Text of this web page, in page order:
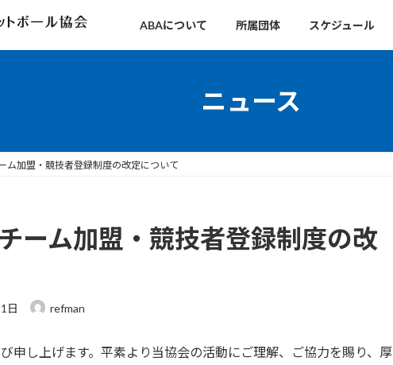
ABAについて 所属団体 スケジュール
ニュース
ム加盟・競技者登録制度の改定について
ーム加盟・競技者登録制度の改
日 refman
申し上げます。平素より当協会の活動にご理解、ご協力を賜り、厚